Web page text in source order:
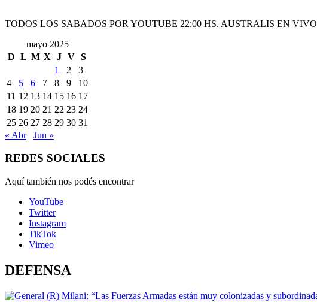
TODOS LOS SABADOS POR YOUTUBE 22:00 HS. AUSTRALIS EN VIVO
mayo 2025
D L M X J V S
1
2
3
4
5 6 7 8 9
10
11 12 13 14 15 16 17
18 19 20 21 22 23 24
25 26 27 28 29 30 31
« Abr
Jun »
REDES SOCIALES
Aquí también nos podés encontrar
YouTube
Twitter
Instagram
TikTok
Vimeo
DEFENSA